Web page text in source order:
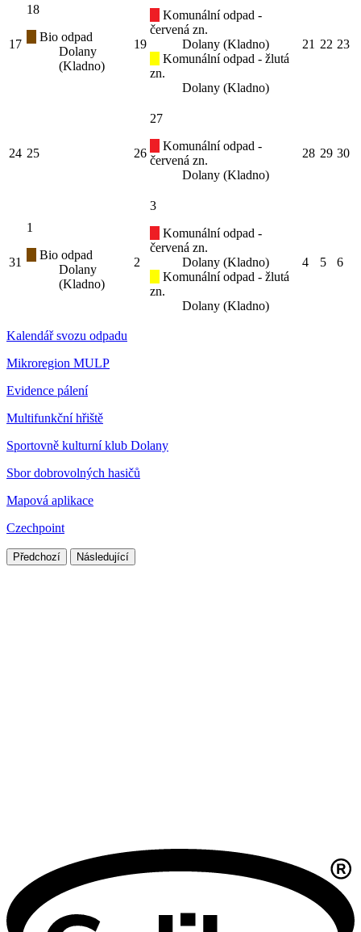
17
18
Bio odpad
Dolany
(Kladno)
19
Komunální odpad -
červená zn.
Dolany (Kladno)
Komunální odpad - žlutá
zn.
Dolany (Kladno)
21 22 23
24 25 26
27
Komunální odpad -
červená zn.
Dolany (Kladno)
28 29 30
31
1
Bio odpad
Dolany
(Kladno)
2
3
Komunální odpad -
červená zn.
Dolany (Kladno)
Komunální odpad - žlutá
zn.
Dolany (Kladno)
4 5 6
Kalendář svozu odpadu
Mikroregion MULP
Evidence pálení
Multifunkční hřiště
Sportovně kulturní klub Dolany
Sbor dobrovolných hasičů
Mapová aplikace
Czechpoint
Předchozí Následující